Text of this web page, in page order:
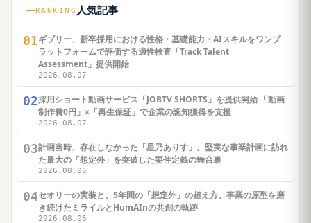
RANKING 人気記事
01ギブリー、新卒採用における性格・基礎能力・AIスキルをワンプ
ラットフォームで評価する適性検査「Track Talent
Assessment」提供開始
2026.08.07
02採用ショート動画サービス「JOBTV SHORTS」を提供開始 「動画
制作費0円」×「再生保証」で企業の認知獲得を支援
2026.08.07
03計画当時、存在しなかった「星乃ありす」。堅実な事業計画に訪れ
た最大の「想定外」を突破した要件定義の舞台裏
2026.08.06
04セオリーの実装と、5年間の「想定外」の超え方。事業の原型を磨
き続けたミライルとHumAInの共創の軌跡
2026.08.06